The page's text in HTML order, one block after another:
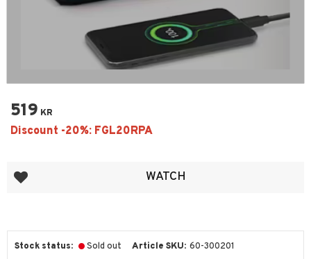
519 KR
Add to favorites WATCH
Stock status Sold out Article SKU 60-300201